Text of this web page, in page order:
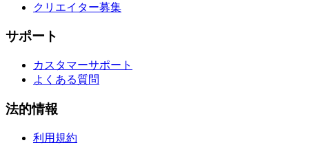
クリエイター募集
サポート
カスタマーサポート
よくある質問
法的情報
利用規約